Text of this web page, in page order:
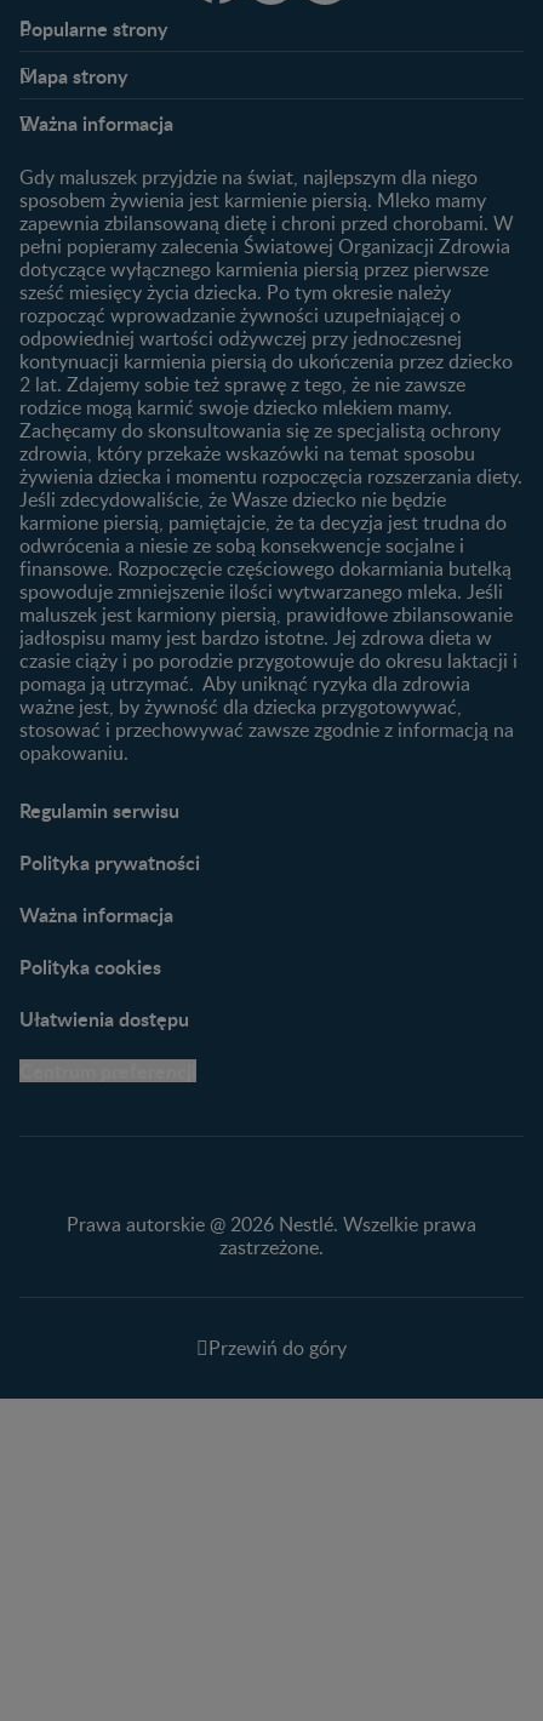
Popularne strony​
Kontakt
FAQ
Produkty
Wyszukiwarka produktów
Nasze marki
Mapa strony​
Plamienie implantacyjne –
Jak zaplanować płeć
dziecka?
Jak rozpoznać dni płodne?
Badania przed ciążą
Planowanie urlopu
macierzyńskiego
1. trymestr ciąży
2. trymestr ciąży
3. trymestr ciąży
Rozwój dziecka
Kalendarz rozwoju dziecka
Skoki rozwojowe
Ząbkowanie u niemowląt
Żywienie dziecka
10 sposobów jak poprawić
laktację
Jakie mleko następne
wybrać dla dziecka?
Jak rozszerzać dietę
niemowlaka?
Przydatne materiały dla
rodziców
Poradniki dla rodziców
Karty do zdjęć dla
Maluszka
Materiały do pobrania
Narzędzia dla rodziców
praktyczne wskazówki
Ważna informacja
Gdy maluszek przyjdzie na świat, najlepszym dla niego
sposobem żywienia jest karmienie piersią. Mleko mamy
zapewnia zbilansowaną dietę i chroni przed chorobami. W
pełni popieramy zalecenia Światowej Organizacji Zdrowia
dotyczące wyłącznego karmienia piersią przez pierwsze
sześć miesięcy życia dziecka. Po tym okresie należy
rozpocząć wprowadzanie żywności uzupełniającej o
odpowiedniej wartości odżywczej przy jednoczesnej
kontynuacji karmienia piersią do ukończenia przez dziecko
2 lat. Zdajemy sobie też sprawę z tego, że nie zawsze
rodzice mogą karmić swoje dziecko mlekiem mamy.
Zachęcamy do skonsultowania się ze specjalistą ochrony
zdrowia, który przekaże wskazówki na temat sposobu
żywienia dziecka i momentu rozpoczęcia rozszerzania diety.
Jeśli zdecydowaliście, że Wasze dziecko nie będzie
karmione piersią, pamiętajcie, że ta decyzja jest trudna do
odwrócenia a niesie ze sobą konsekwencje socjalne i
finansowe. Rozpoczęcie częściowego dokarmiania butelką
spowoduje zmniejszenie ilości wytwarzanego mleka. Jeśli
maluszek jest karmiony piersią, prawidłowe zbilansowanie
jadłospisu mamy jest bardzo istotne. Jej zdrowa dieta w
czasie ciąży i po porodzie przygotowuje do okresu laktacji i
pomaga ją utrzymać. Aby uniknąć ryzyka dla zdrowia
ważne jest, by żywność dla dziecka przygotowywać,
stosować i przechowywać zawsze zgodnie z informacją na
opakowaniu.
Regulamin serwisu
Polityka prywatności
Ważna informacja
Polityka cookies
Ułatwienia dostępu
Prawa autorskie @ 2026 Nestlé. Wszelkie prawa
zastrzeżone.
Przewiń do góry